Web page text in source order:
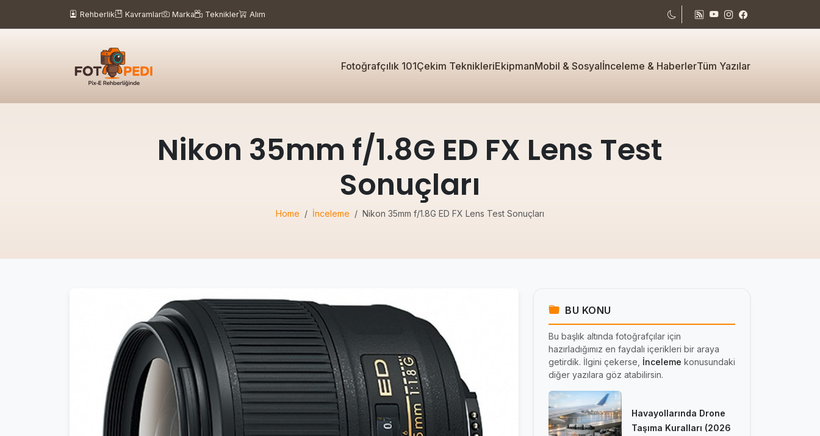
Rehberlik Kavramlar Marka Teknikler Alım
Fotoğrafçılık 101Çekim TeknikleriEkipmanMobil & Sosyalİnceleme & HaberlerTüm Yazılar
Nikon 35mm f/1.8G ED FX Lens Test
Sonuçları
Home İnceleme Nikon 35mm f/1.8G ED FX Lens Test Sonuçları
BU KONU
Bu başlık altında fotoğrafçılar için
hazırladığımız en faydalı içerikleri bir araya
getirdik. İlgini çekerse, İnceleme konusundaki
diğer yazılara göz atabilirsin.
Havayollarında Drone
Taşıma Kuralları (2026